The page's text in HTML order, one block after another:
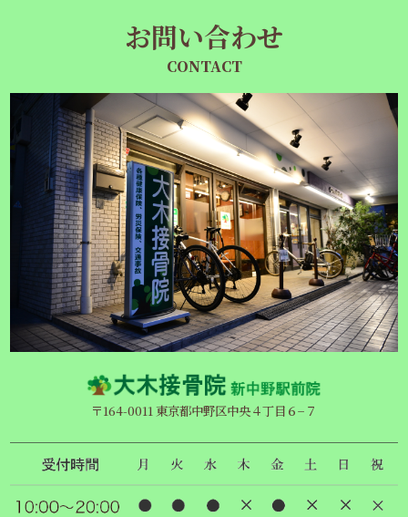
お問い合わせ
CONTACT
〒164-0011 東京都中野区中央４丁目６−７